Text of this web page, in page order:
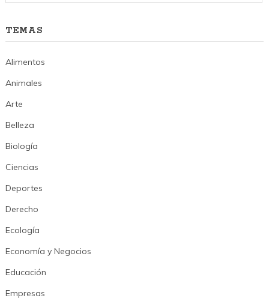
TEMAS
Alimentos
Animales
Arte
Belleza
Biología
Ciencias
Deportes
Derecho
Ecología
Economía y Negocios
Educación
Empresas